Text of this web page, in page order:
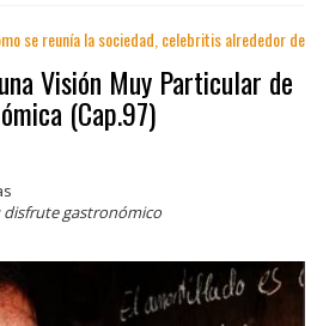
se reunía la sociedad, celebritis alrededor de
Visión Muy Particular de
(Cap.97)
disfrute gastronómico